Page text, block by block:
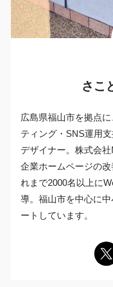
さこ
広島県福山市を拠点
ティング・SNS運用
デザイナー。株式会社
企業ホームページの
れまで2000名以上に
導。福山市を中心に
ートしています。